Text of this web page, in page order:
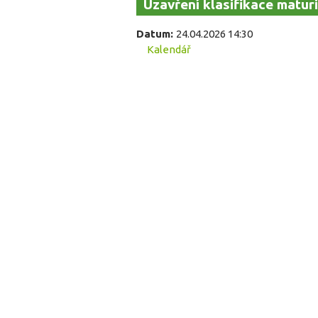
Uzavření klasifikace
Datum: 24.04.2026 14:30
Kalendář